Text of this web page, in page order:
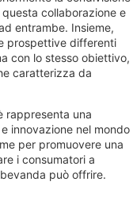
collaborazione e
entrambe. Insieme,
prospettive differenti
con lo stesso obiettivo,
caratterizza da
rappresenta una
innovazione nel mondo
per promuovere una
i consumatori a
può offrire.